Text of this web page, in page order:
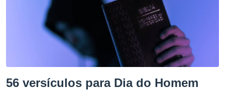
56 versículos para Dia do Homem